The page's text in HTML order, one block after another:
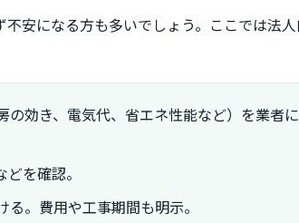
安になる方も多いでしょう。ここでは法
の効き、電気代、省エネ性能など）を業者
を確認。
。費用や工事期間も明示。